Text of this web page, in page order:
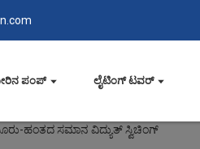
ಪಂಪ್ ಲೈಟಿಂಗ್ ಟವರ್